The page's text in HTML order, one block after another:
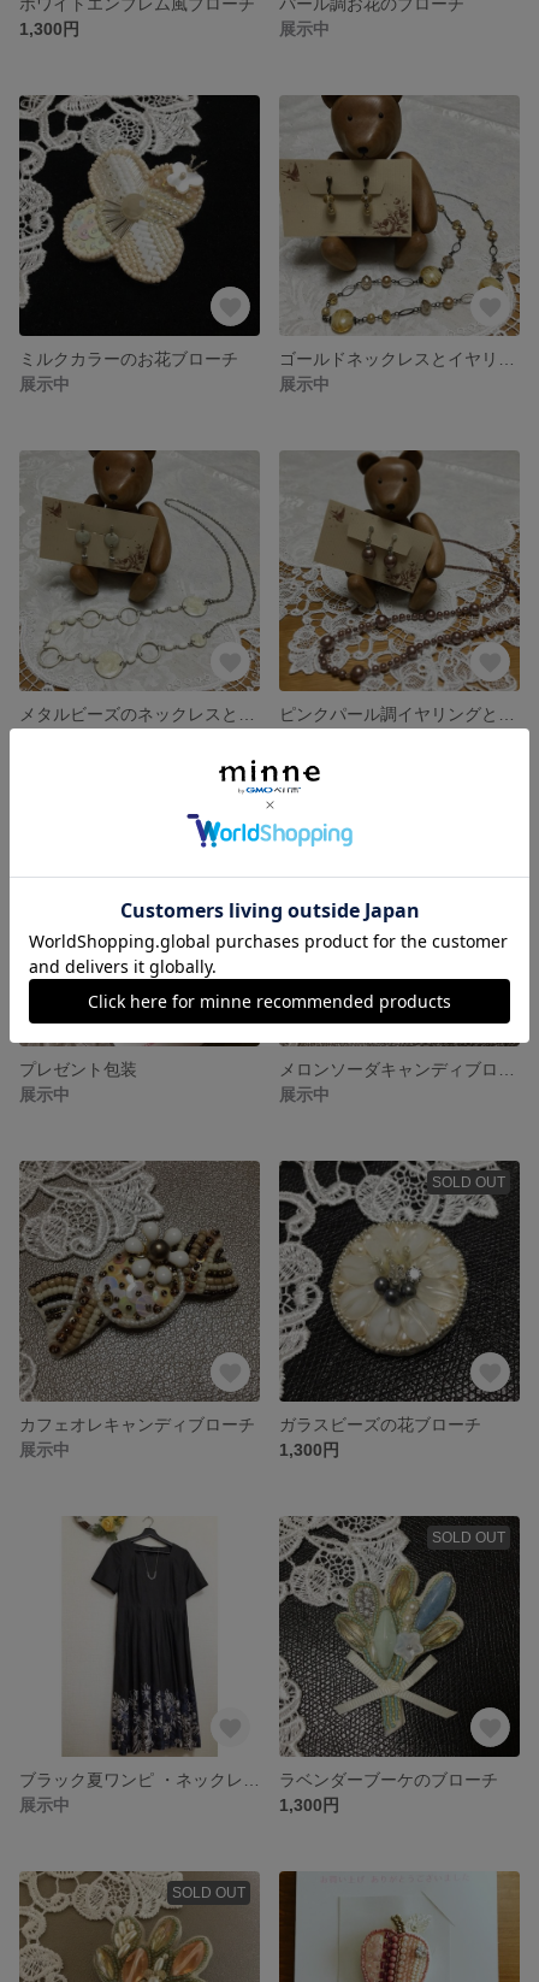
1,300円
展示中
ミルクカラーのお花ブローチ
展示中
展示中
プレゼント包装
展示中
展示中
カフェオレキャンディブローチ
展示中
SOLD OUT
ガラスビーズの花ブローチ
1,300円
展示中
SOLD OUT
ラベンダーブーケのブローチ
1,300円
SOLD OUT